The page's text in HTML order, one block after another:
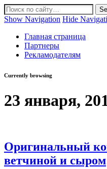
Show Navigation Hide
Главная страница
Партнеры
Рекламодателям
Currently browsing
23 января,
Оригинальный
ветчиной и сыром